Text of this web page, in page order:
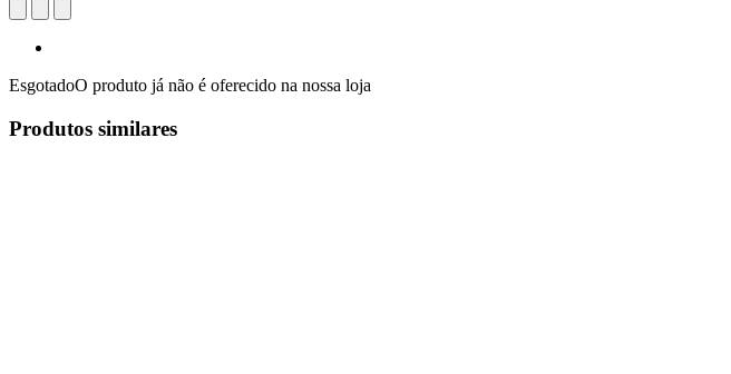
EsgotadoO produto já não é oferecido na nossa loja
Produtos similares